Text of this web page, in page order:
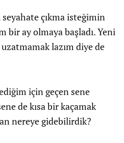
seyahate çıkma isteğimin
bir ay olmaya başladı. Yeni
lazım diye de
için geçen sene
de kısa bir kaçamak
nereye gidebilirdik?